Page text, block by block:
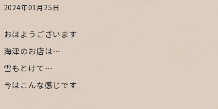
お問い合わせ
2024年01月25日
おはようございます
海津のお店は…
雪もとけて…
今はこんな感じです